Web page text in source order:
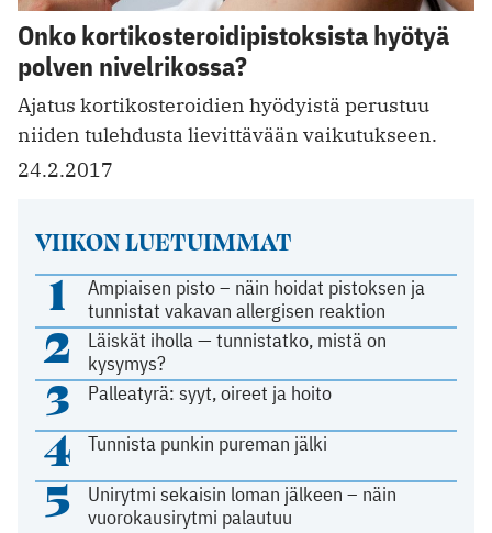
Onko kortikosteroidipistoksista hyötyä
polven nivelrikossa?
Ajatus kortikosteroidien hyödyistä perustuu
niiden tulehdusta lievittävään vaikutukseen.
24.2.2017
VIIKON LUETUIMMAT
1
Ampiaisen pisto – näin hoidat pistoksen ja
tunnistat vakavan allergisen reaktion
2
Läiskät iholla — tunnistatko, mistä on
kysymys?
3 Palleatyrä: syyt, oireet ja hoito
4 Tunnista punkin pureman jälki
5
Unirytmi sekaisin loman jälkeen – näin
vuorokausirytmi palautuu